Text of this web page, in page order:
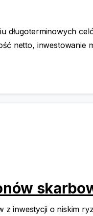
długoterminowych
netto, inwestowanie
inwestycji o niskim